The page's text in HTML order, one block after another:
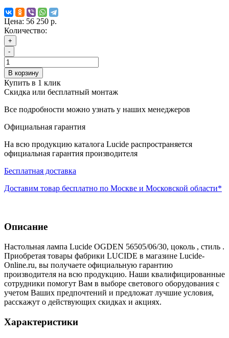
Цена: 56 250 р.
Количество:
+
-
В корзину
Купить в 1 клик
Скидка или бесплатный монтаж
Все подробности можно узнать у наших менеджеров
Официальная гарантия
На всю продукцию каталога Lucide распространяется
официальная гарантия производителя
Бесплатная доставка
Доставим товар бесплатно по Москве и Московской области*
Описание
Настольная лампа Lucide OGDEN 56505/06/30, цоколь , стиль .
Приобретая товары фабрики LUCIDE в магазине Lucide-
Online.ru, вы получаете официальную гарантию
производителя на всю продукцию. Наши квалифицированные
сотрудники помогут Вам в выборе светового оборудования с
учетом Ваших предпочтений и предложат лучшие условия,
расскажут о действующих скидках и акциях.
Характеристики